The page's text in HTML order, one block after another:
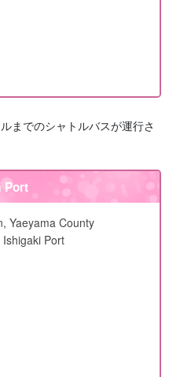
までのシャトルバスが運行さ
Port
Yaeyama County
Port